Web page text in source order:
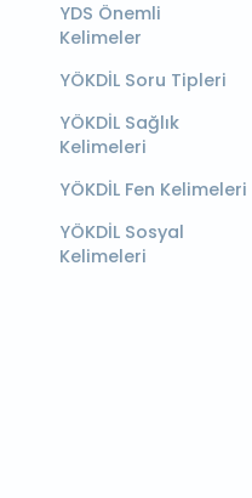
YDS Önemli
Kelimeler
YÖKDİL Soru Tipleri
YÖKDİL Sağlık
Kelimeleri
YÖKDİL Fen Kelimeleri
YÖKDİL Sosyal
Kelimeleri